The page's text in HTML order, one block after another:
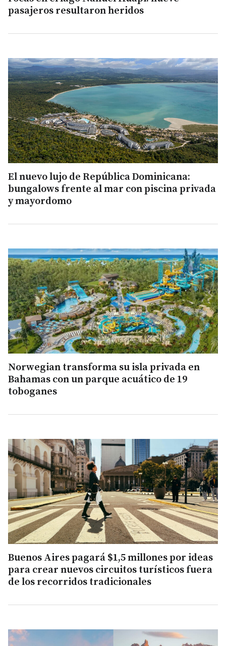
pasajeros resultaron heridos
El nuevo lujo de República Dominicana:
bungalows frente al mar con piscina privada
y mayordomo
Norwegian transforma su isla privada en
Bahamas con un parque acuático de 19
toboganes
Buenos Aires pagará $1,5 millones por ideas
para crear nuevos circuitos turísticos fuera
de los recorridos tradicionales